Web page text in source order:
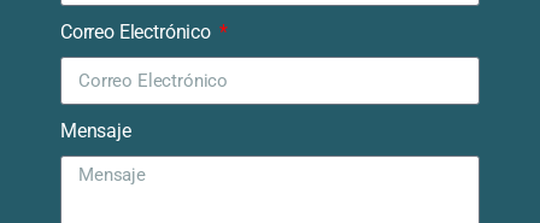
Correo Electrónico
Mensaje